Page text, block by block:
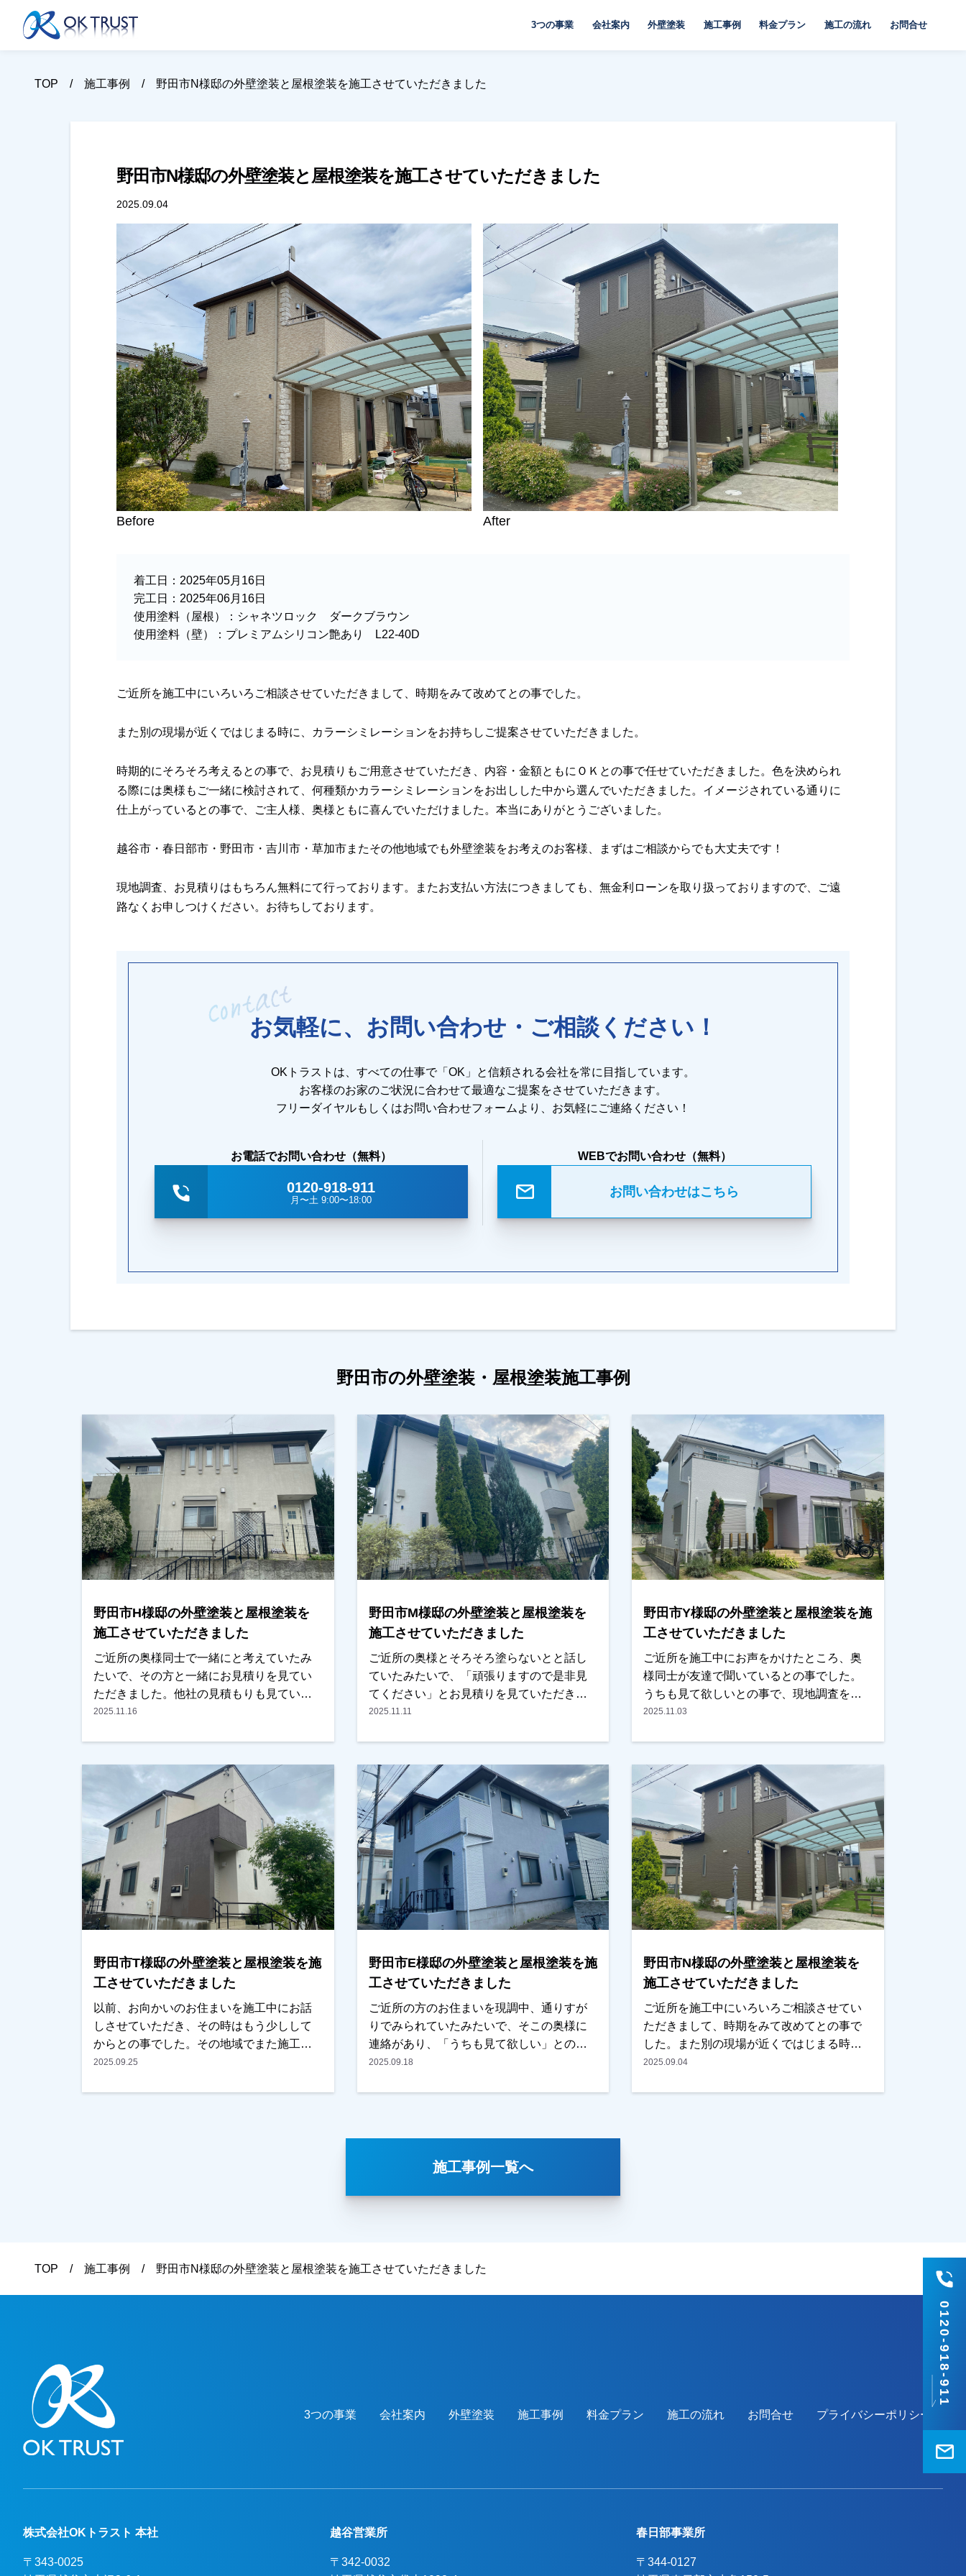
3つの事業 会社案内 外壁塗装 施工事例 料金プラン 施工の流れ お問合せ
0120-918-911
TOP 施工事例 野田市N様邸の外壁塗装と屋根塗装を施工させていただきました
野田市N様邸の外壁塗装と屋根塗装を施工させていただきました
2025.09.04
Before After
着工日： 2025年05月16日
完工日： 2025年06月16日
使用塗料（屋根）： シャネツロック ダークブラウン
使用塗料（壁）： プレミアムシリコン艶あり L22-40D
ご近所を施工中にいろいろご相談させていただきまして、時期をみて改めてとの事でした。
また別の現場が近くではじまる時に、カラーシミレーションをお持ちしご提案させていただきました。
時期的にそろそろ考えるとの事で、お見積りもご用意させていただき、内容・金額ともにＯＫとの事で任せていただきました。色を決められ
る際には奥様もご一緒に検討されて、何種類かカラーシミレーションをお出しした中から選んでいただきました。イメージされている通りに
仕上がっているとの事で、ご主人様、奥様ともに喜んでいただけました。本当にありがとうございました。
越谷市・春日部市・野田市・吉川市・草加市またその他地域でも外壁塗装をお考えのお客様、まずはご相談からでも大丈夫です！
現地調査、お見積りはもちろん無料にて行っております。またお支払い方法につきましても、無金利ローンを取り扱っておりますので、ご遠
路なくお申しつけください。お待ちしております。
お気軽に、お問い合わせ・ご相談ください！
OKトラストは、すべての仕事で「OK」と信頼される会社を常に目指しています。
お客様のお家のご状況に合わせて最適なご提案をさせていただきます。
フリーダイヤルもしくはお問い合わせフォームより、お気軽にご連絡ください！
お電話でお問い合わせ（無料）
0120-918-911
月〜土 9:00〜18:00
WEBでお問い合わせ（無料）
お問い合わせはこちら
野田市の外壁塗装・屋根塗装施工事例
野田市H様邸の外壁塗装と屋根塗装を
施工させていただきました
ご近所の奥様同士で一緒にと考えていたみ
たいで、その方と一緒にお見積りを見てい
ただきました。他社の見積もりも見ていた
みたいですが、ご近所の奥様ともご相談し
るか一色にするか、迷われていましたが、
弊社で施工した近所の方の色を参考にさ
れ、一色でまとめることにされました。い
い色に仕上がっているとの事で喜んでいた
だけました。ありがとうございました。越
谷市、春日部市、野田市、吉川市、草加市
またはその他地域でも外壁塗装をお考えの
お客様、まずはご相談からでも大丈夫で
す！現地調査、お見積りをもちろん無料に
ておこなっております。またお支払い方法
ておりますので、ご遠慮なくお申しつけく
ださい。お待ちしております。
2025.11.16
野田市M様邸の外壁塗装と屋根塗装を
施工させていただきました
ご近所の奥様とそろそろ塗らないとと話し
ていたみたいで、「頑張りますので是非見
てください」とお見積りを見ていただきま
した。当然、相見積もりでしたが内容・条
装もできる？とのご相談もお受けし、内装
も任せていただきました。塗装はもちろ
ん、内装の仕上がりも 「こんな所まで見
てくれるの！？」とびっくりされていまし
たが、非常に喜んでいただき、ご満足して
頂けたみたいでよかったです。ありがとう
ございました。越谷市、春日部市、野田
市、吉川市、草加市またはその他地域でも
外壁塗装をお考えのお客様、まずはご相談
からでも大丈夫です！現地調査、お見積り
またお支払い方法につきましても、無金利
ローンも取り扱ってますので、ご遠慮なく
お申しつけください。お待ちしておりま
す。
2025.11.11
野田市Y様邸の外壁塗装と屋根塗装を施
工させていただきました
ご近所を施工中にお声をかけたところ、奥
様同士が友達で聞いているとの事でした。
うちも見て欲しいとの事で、現地調査をお
こない、お見積りをお出ししました。以前
と、しつこい営業が嫌だったとの事でし
た。弊社の資料とお見積りをお渡ししまし
たら、ご予算内で、内容も分かりやすかっ
たとの事で、ＯＫをいただき、任せていた
だきました。色は奥さまがお決めになられ
ましたが、こだわった方で、実は汚れの目
立つ見えない箇所には濃い色をもってきて
ます。また薄紫いろも非常に綺麗で、ご近
所の方からも評判がよかったです。仕上り
もとてもいいとご満足していただけまし
日部市、野田市、吉川市、草加市またはそ
の他地域でも外壁塗装をお考えのお客様、
まずはご相談からでも大丈夫です！現地調
査、お見積りはもちろん無料にておこなっ
ております。またお支払い方法につきまし
ても、無金利ローンも取り扱っております
2025.11.03
野田市T様邸の外壁塗装と屋根塗装を施
工させていただきました
以前、お向かいのお住まいを施工中にお話
しさせていただき、その時はもう少しして
からとの事でした。その地域でまた施工中
にご挨拶に伺ったところ、ちょうどそろそ
も問題ないとのことで、綺麗になったと非
常に喜んでいただけました。本当にありが
からでも大丈夫です！ 現地調査、お見積
りはもちろん無料にて行っております。ま
たお支払方法につきましても、無金利ロー
ンも取り扱っておりますので、ご遠慮なく
お申しつけください。おまちしておりま
す。
2025.09.25
野田市E様邸の外壁塗装と屋根塗装を施
工させていただきました
ご近所の方のお住まいを現調中、通りすが
りでみられていたみたいで、そこの奥様に
連絡があり、「うちも見て欲しい」との事
で、そのまま現調をさせていただきまし
ただくことになりました。お見積りの他
のバランスよく、感動したとまで言ってい
ただき、喜んでいただけました。本当にあ
利ローンも取り扱っておりますので、ご遠
2025.09.18
野田市N様邸の外壁塗装と屋根塗装を
施工させていただきました
ご近所を施工中にいろいろご相談させてい
ただきまして、時期をみて改めてとの事で
した。また別の現場が近くではじまる時
に、カラーシミレーションをお持ちしご提
まずはご相談からでも大丈夫です！現地調
2025.09.04
施工事例一覧へ
TOP 施工事例 野田市N様邸の外壁塗装と屋根塗装を施工させていただきました
3つの事業 会社案内 外壁塗装 施工事例 料金プラン 施工の流れ お問合せ プライバシーポリシー
株式会社OKトラスト 本社
〒343-0025
越谷営業所
〒342-0032
春日部事業所
〒344-0127